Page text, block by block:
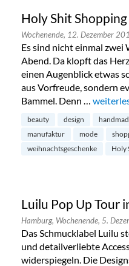
Holy Shit
Wochenende, 12. Dezember
Es sind nicht einmal zwei
Abend. Da klopft das
einen Augenblick etwas
aus Vorfreude, sondern
Bammel. Denn … „Holy
beauty design
manufaktur
mode
weihnachtsgeschenke
Luilu Pop Up Tour
Hamburg, Wochenende, 5.
Das Schmucklabel Luilu
und detailverliebte
widerspiegeln. Die